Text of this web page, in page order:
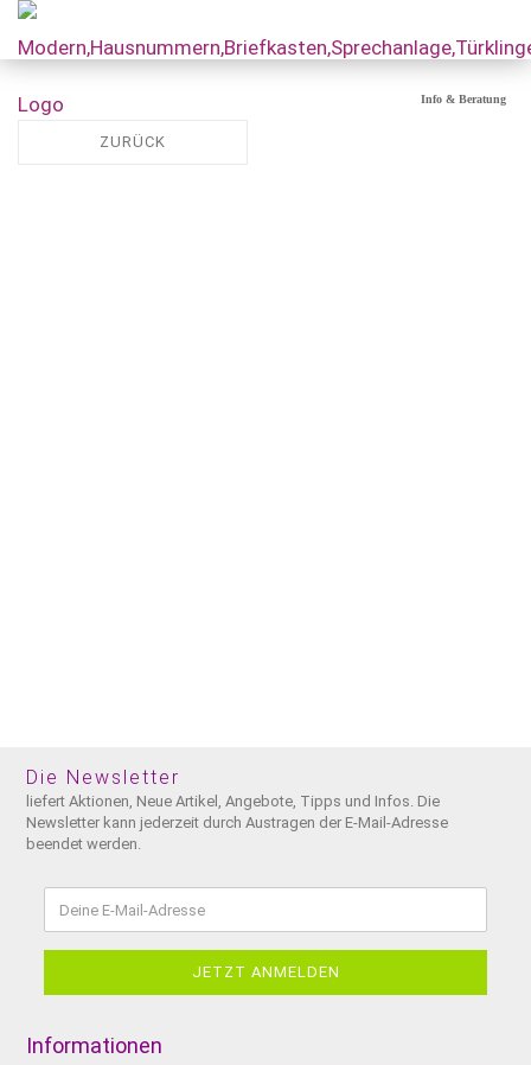
Info & Beratung
ZURÜCK
Die Newsletter
liefert Aktionen, Neue Artikel, Angebote, Tipps und Infos. Die
Newsletter kann jederzeit durch Austragen der E-Mail-Adresse
beendet werden.
Informationen